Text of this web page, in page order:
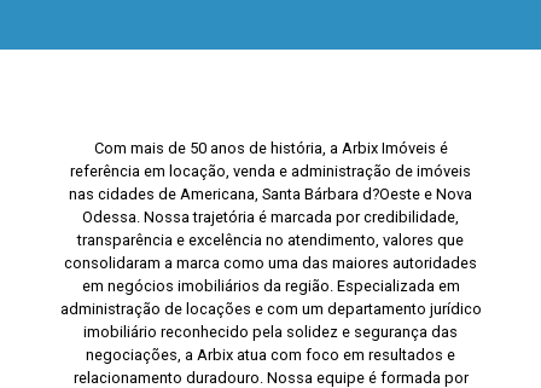
Com mais de 50 anos de história, a Arbix Imóveis é
referência em locação, venda e administração de imóveis
nas cidades de Americana, Santa Bárbara d?Oeste e Nova
Odessa. Nossa trajetória é marcada por credibilidade,
transparência e excelência no atendimento, valores que
consolidaram a marca como uma das maiores autoridades
em negócios imobiliários da região. Especializada em
administração de locações e com um departamento jurídico
imobiliário reconhecido pela solidez e segurança das
negociações, a Arbix atua com foco em resultados e
relacionamento duradouro. Nossa equipe é formada por